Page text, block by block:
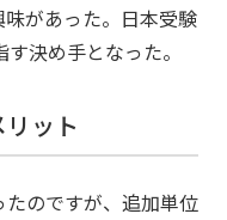
があった。日本受験
決め手となった。
ット
のですが、追加単位